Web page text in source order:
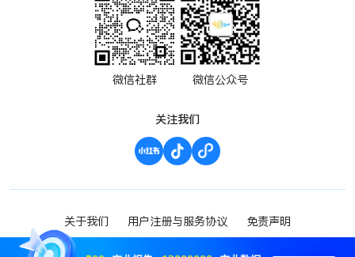
微信社群 微信公众号
关注我们
关于我们 用户注册与服务协议 免责声明